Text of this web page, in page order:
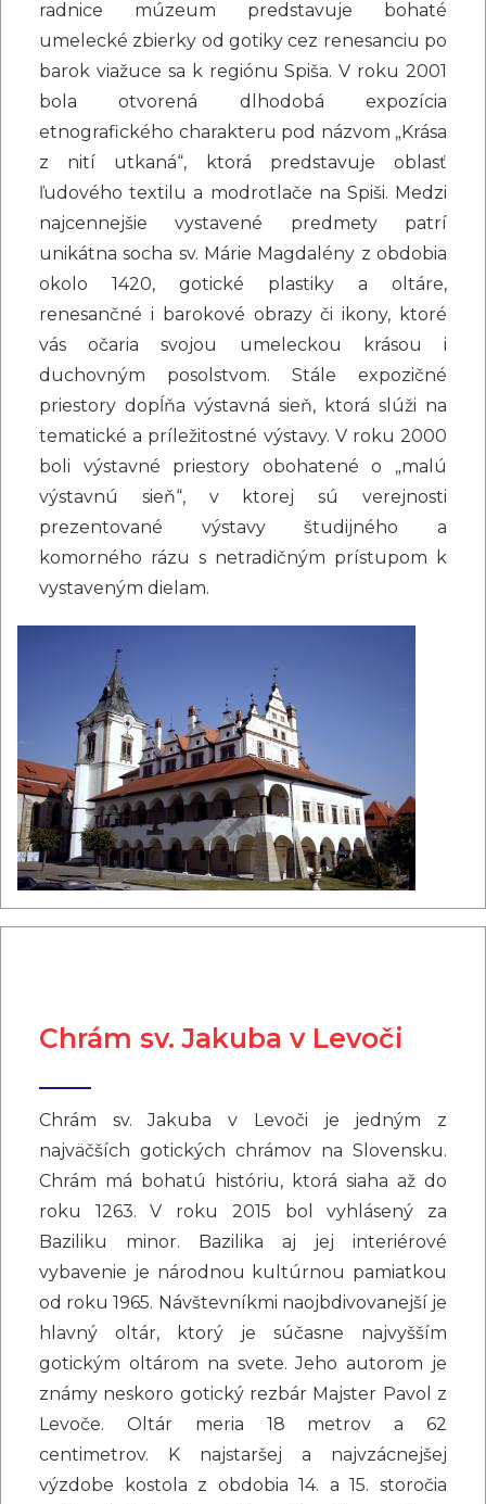
radnice múzeum predstavuje bohaté
umelecké zbierky od gotiky cez renesanciu po
barok viažuce sa k regiónu Spiša. V roku 2001
bola otvorená dlhodobá expozícia
etnografického charakteru pod názvom „Krása
z nití utkaná“, ktorá predstavuje oblasť
ľudového textilu a modrotlače na Spiši. Medzi
najcennejšie vystavené predmety patrí
unikátna socha sv. Márie Magdalény z obdobia
okolo 1420, gotické plastiky a oltáre,
renesančné i barokové obrazy či ikony, ktoré
vás očaria svojou umeleckou krásou i
duchovným posolstvom. Stále expozičné
priestory dopĺňa výstavná sieň, ktorá slúži na
tematické a príležitostné výstavy. V roku 2000
boli výstavné priestory obohatené o „malú
výstavnú sieň“, v ktorej sú verejnosti
prezentované výstavy študijného a
komorného rázu s netradičným prístupom k
vystaveným dielam.
Chrám sv. Jakuba v Levoči
Chrám sv. Jakuba v Levoči je jedným z
najväčších gotických chrámov na Slovensku.
Chrám má bohatú históriu, ktorá siaha až do
roku 1263. V roku 2015 bol vyhlásený za
Baziliku minor. Bazilika aj jej interiérové
vybavenie je národnou kultúrnou pamiatkou
od roku 1965. Návštevníkmi naojbdivovanejší je
hlavný oltár, ktorý je súčasne najvyšším
gotickým oltárom na svete. Jeho autorom je
známy neskoro gotický rezbár Majster Pavol z
Levoče. Oltár meria 18 metrov a 62
centimetrov. K najstaršej a najvzácnejšej
výzdobe kostola z obdobia 14. a 15. storočia